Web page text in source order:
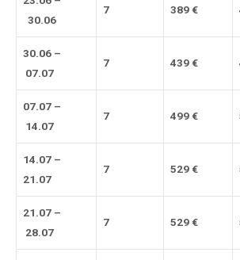
30.06
7 389 €
30.06 –
07.07
7 439 €
07.07 –
14.07
7 499 €
14.07 –
21.07
7 529 €
21.07 –
28.07
7 529 €